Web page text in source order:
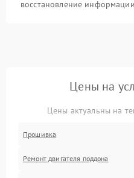
восстановление
Цены на
Цены актуальны на
Прошивка
Ремонт двигателя поддона